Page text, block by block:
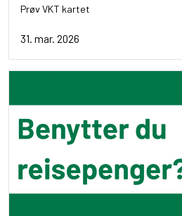
Prøv VKT kartet
31. mar. 2026